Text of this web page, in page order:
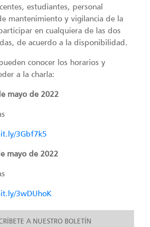
estudiantes, personal
mantenimiento y vigilancia de la
en cualquiera de las dos
de acuerdo a la disponibilidad.
conocer los horarios y
a la charla:
mayo de 2022
3Gbf7k5
mayo de 2022
3wDUhoK
A NUESTRO BOLETÍN